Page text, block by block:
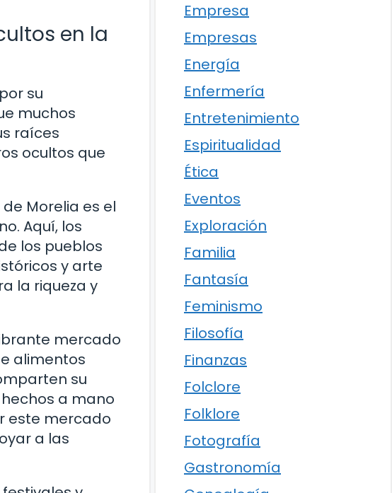
en la
su
muchos
raíces
ocultos que
Morelia es el
Aquí, los
los pueblos
y arte
la riqueza y
mercado
alimentos
su
a mano
este mercado
a las
Empresa
Empresas
Energía
Enfermería
Entretenimiento
Espiritualidad
Ética
Eventos
Exploración
Familia
Fantasía
Feminismo
Filosofía
Finanzas
Folclore
Folklore
Fotografía
Gastronomía